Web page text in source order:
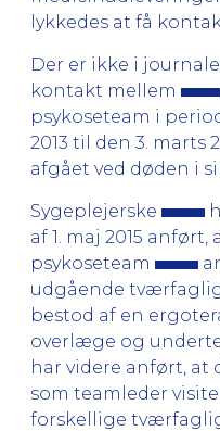
lykkedes at få
Der er ikke i
kontakt mellem
psykoseteam i
2013 til den 3. marts
afgået ved døden i
Sygeplejerske
af 1. maj 2015
psykoseteam
udgående
bestod af en
overlæge og
har videre anført, at
som teamleder
forskellige